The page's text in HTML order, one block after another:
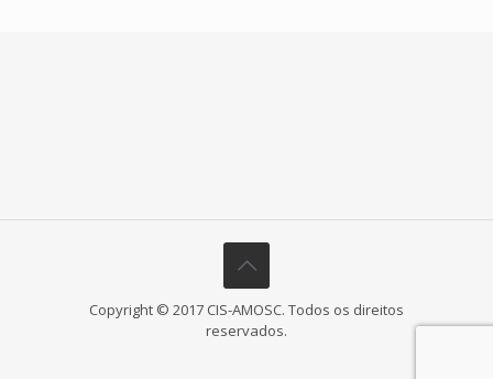
Copyright © 2017 CIS-AMOSC. Todos os direitos
reservados.